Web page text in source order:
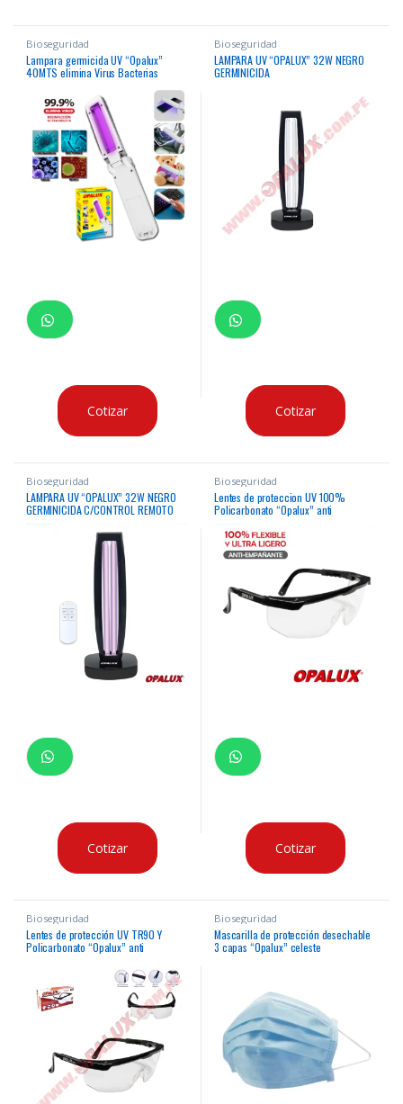
Bioseguridad
Lampara germicida UV “Opalux”
40MTS elimina Virus Bacterias
Cotizar
Bioseguridad
LAMPARA UV “OPALUX” 32W NEGRO
GERMINICIDA
Cotizar
Bioseguridad
LAMPARA UV “OPALUX” 32W NEGRO
GERMINICIDA C/CONTROL REMOTO
10m2(15min), 20m2(30min),
40m2(60min), 21X15.5X42CM, CJX6
Cotizar
Bioseguridad
Lentes de proteccion UV 100%
Policarbonato “Opalux” anti
Cotizar
Bioseguridad
Lentes de protección UV TR90 Y
Policarbonato “Opalux” anti
Bioseguridad
Mascarilla de protección desechable
3 capas “Opalux” celeste